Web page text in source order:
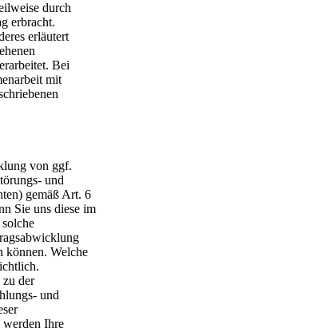
durch
erbracht.
erläutert
Bei
mit
von ggf.
und
gemäß Art. 6
Sie uns diese im
können. Welche
zu der
und
Ihre